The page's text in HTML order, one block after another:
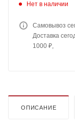
Нет в наличии
Самовывоз
Доставка
1000 ₽,
ОПИСАНИЕ